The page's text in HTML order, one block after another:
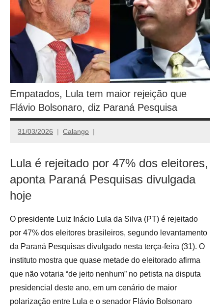
Empatados, Lula tem maior rejeição que
Flávio Bolsonaro, diz Paraná Pesquisa
31/03/2026 Calango
Lula é rejeitado por 47% dos eleitores,
aponta Paraná Pesquisas divulgada
hoje
O presidente Luiz Inácio Lula da Silva (PT) é rejeitado
por 47% dos eleitores brasileiros, segundo levantamento
da Paraná Pesquisas divulgado nesta terça‑feira (31). O
instituto mostra que quase metade do eleitorado afirma
que não votaria “de jeito nenhum” no petista na disputa
presidencial deste ano, em um cenário de maior
polarização entre Lula e o senador Flávio Bolsonaro